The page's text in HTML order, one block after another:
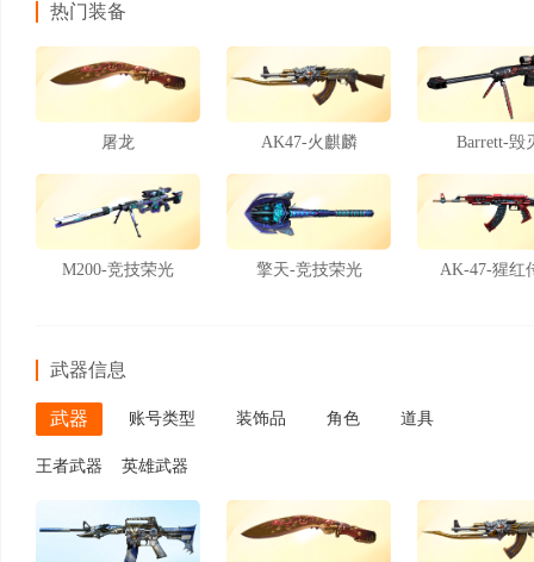
热门装备
屠龙 AK47-火麒麟 Barrett-毁
M200-竞技荣光 擎天-竞技荣光 AK-47-猩红
武器信息
武器 账号类型 装饰品 角色 道具
王者武器 英雄武器